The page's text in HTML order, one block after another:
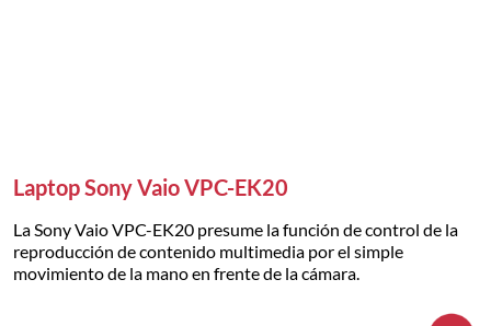
Laptop Sony Vaio VPC-EK20
La Sony Vaio VPC-EK20 presume la función de control de la
reproducción de contenido multimedia por el simple
movimiento de la mano en frente de la cámara.